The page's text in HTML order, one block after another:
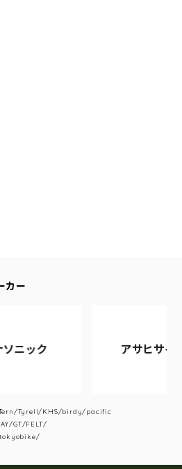
カー
ク アサヒサイクル
Tern/Tyrell/KHS/birdy/pacific
GT/FELT/